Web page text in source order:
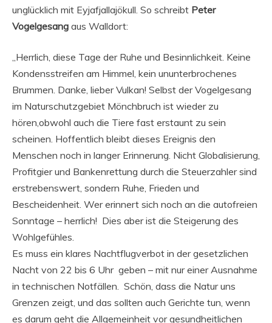
unglücklich mit Eyjafjallajökull. So schreibt Peter
Vogelgesang aus Walldort:
„Herrlich, diese Tage der Ruhe und Besinnlichkeit. Keine
Kondensstreifen am Himmel, kein ununterbrochenes
Brummen. Danke, lieber Vulkan! Selbst der Vogelgesang
im Naturschutzgebiet Mönchbruch ist wieder zu
hören,obwohl auch die Tiere fast erstaunt zu sein
scheinen. Hoffentlich bleibt dieses Ereignis den
Menschen noch in langer Erinnerung. Nicht Globalisierung,
Profitgier und Bankenrettung durch die Steuerzahler sind
erstrebenswert, sondern Ruhe, Frieden und
Bescheidenheit. Wer erinnert sich noch an die autofreien
Sonntage – herrlich! Dies aber ist die Steigerung des
Wohlgefühles.
Es muss ein klares Nachtflugverbot in der gesetzlichen
Nacht von 22 bis 6 Uhr geben – mit nur einer Ausnahme
in technischen Notfällen. Schön, dass die Natur uns
Grenzen zeigt, und das sollten auch Gerichte tun, wenn
es darum geht die Allgemeinheit vor gesundheitlichen